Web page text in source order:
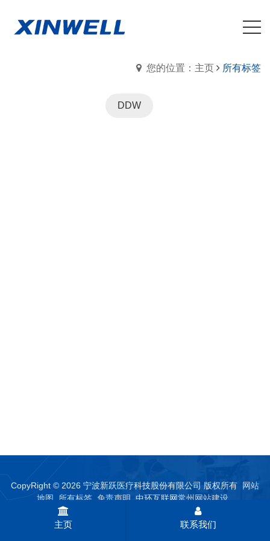
您的位置：主页 所有标签
DDW
CopyRight © 2026 宁波新跃医疗科技股份有限公司 版权所有 网站
地图
所有标签 免责声明 中环互联网常州网站建设
主页 联系我们